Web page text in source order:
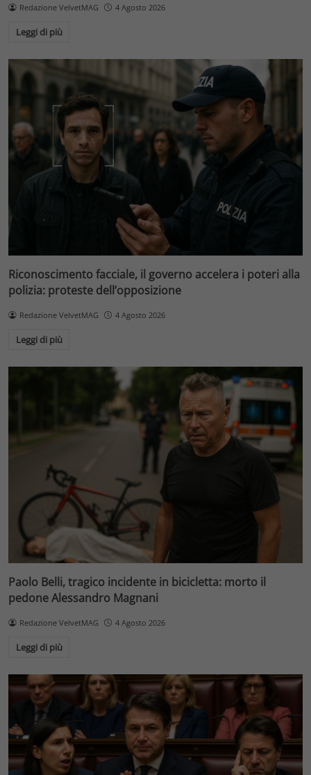
Redazione VelvetMAG 4 Agosto 2026
Leggi di più
Riconoscimento facciale, il governo accelera i poteri alla
polizia: proteste dell’opposizione
Redazione VelvetMAG 4 Agosto 2026
Leggi di più
Paolo Belli, tragico incidente in bicicletta: morto il
pedone Alessandro Magnani
Redazione VelvetMAG 4 Agosto 2026
Leggi di più